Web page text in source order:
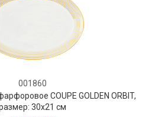
001860
COUPE GOLDEN ORBIT,
30х21 см